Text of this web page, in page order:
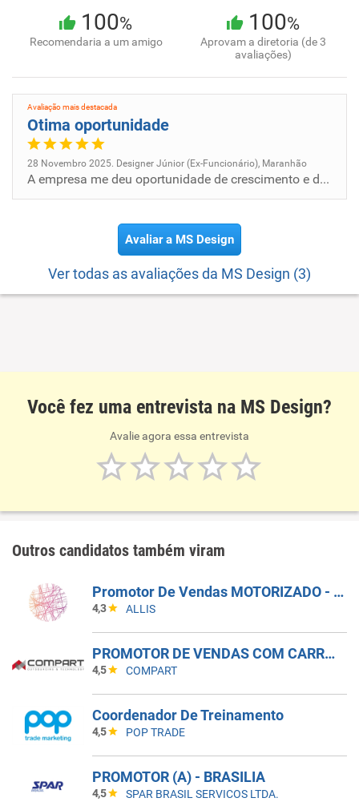
100%
Recomendaria a um amigo
100%
Aprovam a diretoria (de 3
avaliações)
Avaliação mais destacada
Otima oportunidade
28 Novembro 2025. Designer Júnior (Ex-Funcionário), Maranhão
A empresa me deu oportunidade de crescimento e de ampliar meus conhecimentos dentro da área.
Avaliar a MS Design
Ver todas as avaliações da MS Design (3)
Você fez uma entrevista na MS Design?
Avalie agora essa entrevista
Outros candidatos também viram
Promotor De Vendas MOTORIZADO - Pojuca E São Sebastião Do Passé (BA)
4,3 ALLIS
PROMOTOR DE VENDAS COM CARRO - INDAIATUBA - SP
4,5 COMPART
Coordenador De Treinamento
4,5 POP TRADE
PROMOTOR (A) - BRASILIA
4,5 SPAR BRASIL SERVICOS LTDA.